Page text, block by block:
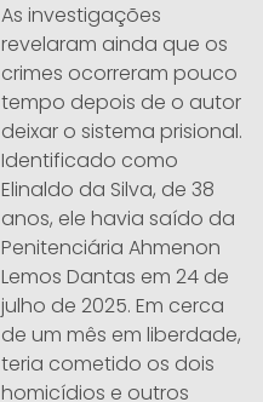
As investigações
revelaram ainda que os
crimes ocorreram pouco
tempo depois de o autor
deixar o sistema prisional.
Identificado como
Elinaldo da Silva, de 38
anos, ele havia saído da
Penitenciária Ahmenon
Lemos Dantas em 24 de
julho de 2025. Em cerca
de um mês em liberdade,
teria cometido os dois
homicídios e outros